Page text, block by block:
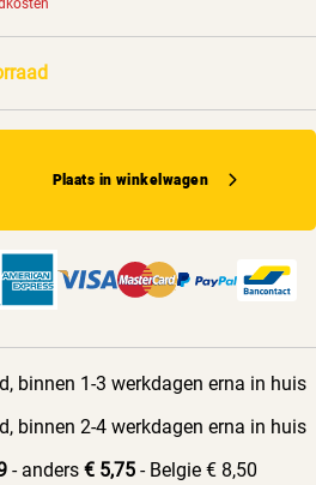
Plaats in winkelwagen
binnen 1-3 werkdagen erna in huis
binnen 2-4 werkdagen erna in huis
- anders € 5,75 - Belgie € 8,50